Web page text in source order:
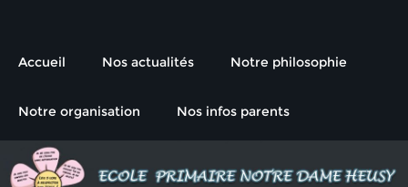
Notre-Dame Heusy
Accueil Nos actualités Notre philosophie
Notre organisation Nos infos parents